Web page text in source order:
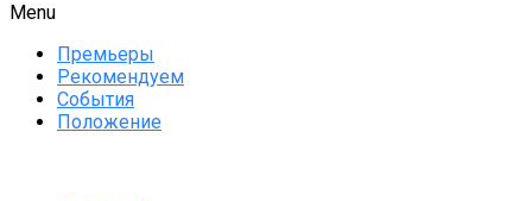
Menu
Премьеры
Рекомендуем
События
Положение